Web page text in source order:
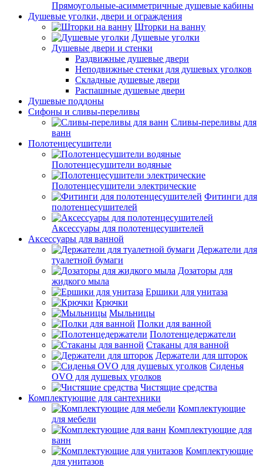
Прямоугольные-асимметричные душевые кабины
Душевые уголки, двери и ограждения
Шторки на ванну
Душевые уголки
Душевые двери и стенки
Раздвижные душевые двери
Неподвижные стенки для душевых уголков
Складные душевые двери
Распашные душевые двери
Душевые поддоны
Сифоны и сливы-переливы
Сливы-переливы для
ванн
Полотенцесушители
Полотенцесушители водяные
Полотенцесушители электрические
Фитинги для
полотенцесушителей
Аксессуары для полотенцесушителей
Аксессуары для ванной
Держатели для
туалетной бумаги
Дозаторы для
жидкого мыла
Ершики для унитаза
Крючки
Мыльницы
Полки для ванной
Полотенцедержатели
Стаканы для ванной
Держатели для шторок
Сиденья
OVO для душевых уголков
Чистящие средства
Комплектующие для сантехники
Комплектующие
для мебели
Комплектующие для
ванн
Комплектующие
для унитазов